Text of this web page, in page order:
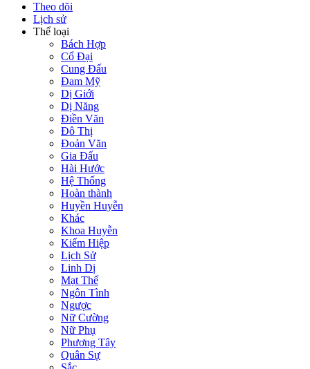
Theo dõi
Lịch sử
Thể loại
Bách Hợp
Cổ Đại
Cung Đấu
Đam Mỹ
Dị Giới
Dị Năng
Điền Văn
Đô Thị
Đoản Văn
Gia Đấu
Hài Hước
Hệ Thống
Hoàn thành
Huyền Huyễn
Khác
Khoa Huyễn
Kiếm Hiệp
Lịch Sử
Linh Dị
Mạt Thế
Ngôn Tình
Ngược
Nữ Cường
Nữ Phụ
Phương Tây
Quân Sự